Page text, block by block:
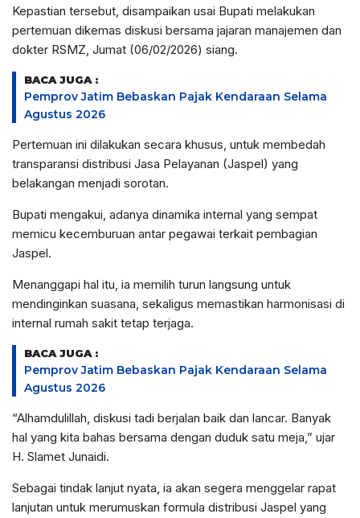
Kepastian tersebut, disampaikan usai Bupati melakukan
pertemuan dikemas diskusi bersama jajaran manajemen dan
dokter RSMZ, Jumat (06/02/2026) siang.
BACA JUGA :
Pemprov Jatim Bebaskan Pajak Kendaraan Selama
Agustus 2026
Pertemuan ini dilakukan secara khusus, untuk membedah
transparansi distribusi Jasa Pelayanan (Jaspel) yang
belakangan menjadi sorotan.
Bupati mengakui, adanya dinamika internal yang sempat
memicu kecemburuan antar pegawai terkait pembagian
Jaspel.
Menanggapi hal itu, ia memilih turun langsung untuk
mendinginkan suasana, sekaligus memastikan harmonisasi di
internal rumah sakit tetap terjaga.
BACA JUGA :
Pemprov Jatim Bebaskan Pajak Kendaraan Selama
Agustus 2026
“Alhamdulillah, diskusi tadi berjalan baik dan lancar. Banyak
hal yang kita bahas bersama dengan duduk satu meja,” ujar
H. Slamet Junaidi.
Sebagai tindak lanjut nyata, ia akan segera menggelar rapat
lanjutan untuk merumuskan formula distribusi Jaspel yang